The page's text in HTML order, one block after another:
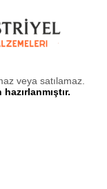
veya satılamaz.